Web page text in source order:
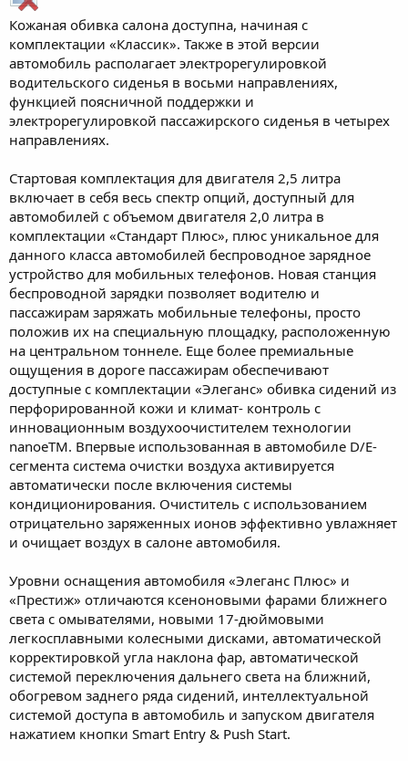
Кожаная обивка салона доступна, начиная с
комплектации «Классик». Также в этой версии
автомобиль располагает электрорегулировкой
водительского сиденья в восьми направлениях,
функцией поясничной поддержки и
электрорегулировкой пассажирского сиденья в четырех
направлениях.
Стартовая комплектация для двигателя 2,5 литра
включает в себя весь спектр опций, доступный для
автомобилей с объемом двигателя 2,0 литра в
комплектации «Стандарт Плюс», плюс уникальное для
данного класса автомобилей беспроводное зарядное
устройство для мобильных телефонов. Новая станция
беспроводной зарядки позволяет водителю и
пассажирам заряжать мобильные телефоны, просто
положив их на специальную площадку, расположенную
на центральном тоннеле. Еще более премиальные
ощущения в дороге пассажирам обеспечивают
доступные с комплектации «Элеганс» обивка сидений из
перфорированной кожи и климат- контроль с
инновационным воздухоочистителем технологии
nanoeTM. Впервые использованная в автомобиле D/E-
сегмента система очистки воздуха активируется
автоматически после включения системы
кондиционирования. Очиститель с использованием
отрицательно заряженных ионов эффективно увлажняет
и очищает воздух в салоне автомобиля.
Уровни оснащения автомобиля «Элеганс Плюс» и
«Престиж» отличаются ксеноновыми фарами ближнего
света с омывателями, новыми 17-дюймовыми
легкосплавными колесными дисками, автоматической
корректировкой угла наклона фар, автоматической
системой переключения дальнего света на ближний,
обогревом заднего ряда сидений, интеллектуальной
системой доступа в автомобиль и запуском двигателя
нажатием кнопки Smart Entry & Push Start.